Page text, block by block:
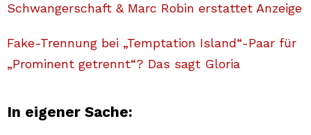
Schwangerschaft & Marc Robin erstattet Anzeige
Fake-Trennung bei „Temptation Island“-Paar für
„Prominent getrennt“? Das sagt Gloria
In eigener Sache: